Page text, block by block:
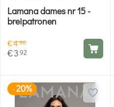
Lamana dames nr 15 -
breipatronen
€490
€392
-20%